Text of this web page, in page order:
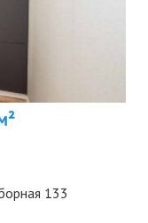
133